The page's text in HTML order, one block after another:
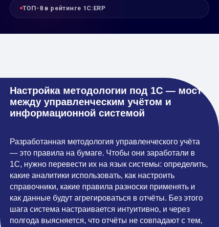
ТОП-8 в рейтинге 1С:ERP
Настройка методологии под 1С — мост
между управленческим учётом и
информационной системой
Разработанная методология управленческого учёта
— это правила на бумаге. Чтобы они заработали в
1С, нужно перевести их на язык системы: определить,
какие аналитики использовать, как настроить
справочники, какие правила разноски применять и
как данные будут агрегироваться в отчёты. Без этого
шага система настраивается интуитивно, и через
полгода выясняется, что отчёты не совпадают с тем,